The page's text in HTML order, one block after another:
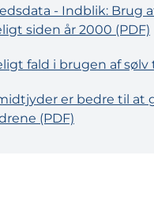
- Indblik: Brug
siden år 2000 (PDF)
fald i brugen af
er bedre til at
(PDF)